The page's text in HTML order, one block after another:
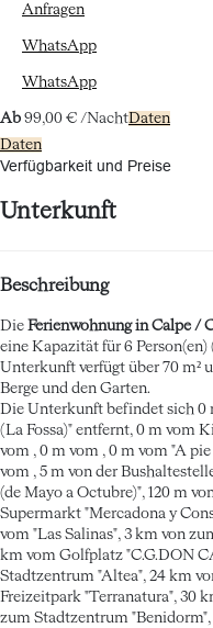
Anfragen
WhatsApp
WhatsApp
Ab 99,00 € /NachtDaten
Daten
Verfügbarkeit und Preise
Unterkunft
Beschreibung
Die Ferienwohnung in Calpe /
eine Kapazität für 6 Person(en)
Unterkunft verfügt über 70 m²
Berge und den Garten.
Die Unterkunft befindet sich 0
(La Fossa)" entfernt, 0 m vom
vom , 0 m vom , 0 m vom "A
vom , 5 m von der
(de Mayo a Octubre)", 120 m
Supermarkt "Mercadona y
vom "Las Salinas", 3 km von
km vom Golfplatz "C.G.DON
Stadtzentrum "Altea", 24 km
Freizeitpark "Terranatura", 30
zum Stadtzentrum